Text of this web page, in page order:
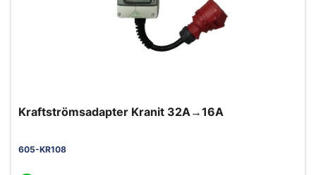
Kraftströmsadapter Kranit 32A→16A
605-KR108